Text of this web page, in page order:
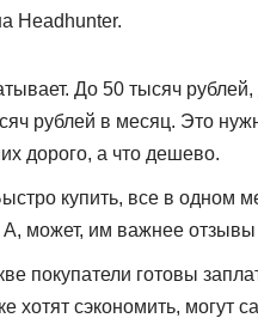
Headhunter.
До 50 тысяч
рублей в месяц. Это
дорого, а что дешево.
купить, все в одном
может, им важнее
покупатели готовы
хотят сэкономить, могут